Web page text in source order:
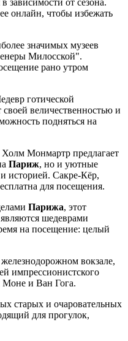
зависимости от сезона.
онлайн, чтобы избежать
значимых музеев
Милосской".
рано утром
готической
своей величественностью и
подняться на
Холм Монмартр предлагает
Париж, но и уютные
историей. Сакре-Кёр,
для посещения.
Парижа, этот
шедеврами
на посещение: целый
вокзале,
импрессионистского
Моне и Ван Гога.
старых и очаровательных
для прогулок,